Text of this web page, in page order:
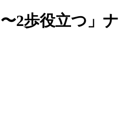
2歩役立つ」